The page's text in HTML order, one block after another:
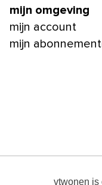
mijn omgeving
mijn account
mijn
vtwonen is